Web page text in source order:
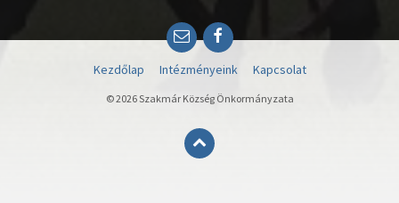
EmailFacebook
Kezdőlap Intézményeink Kapcsolat
© 2026 Szakmár Község Önkormányzata